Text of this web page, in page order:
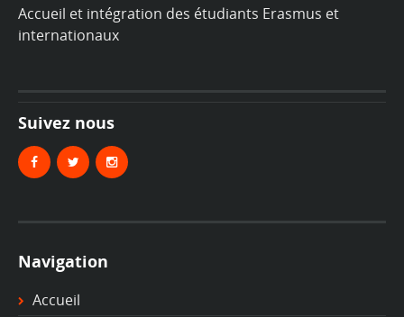
Accueil et intégration des étudiants Erasmus et
internationaux
Suivez nous
Navigation
Accueil